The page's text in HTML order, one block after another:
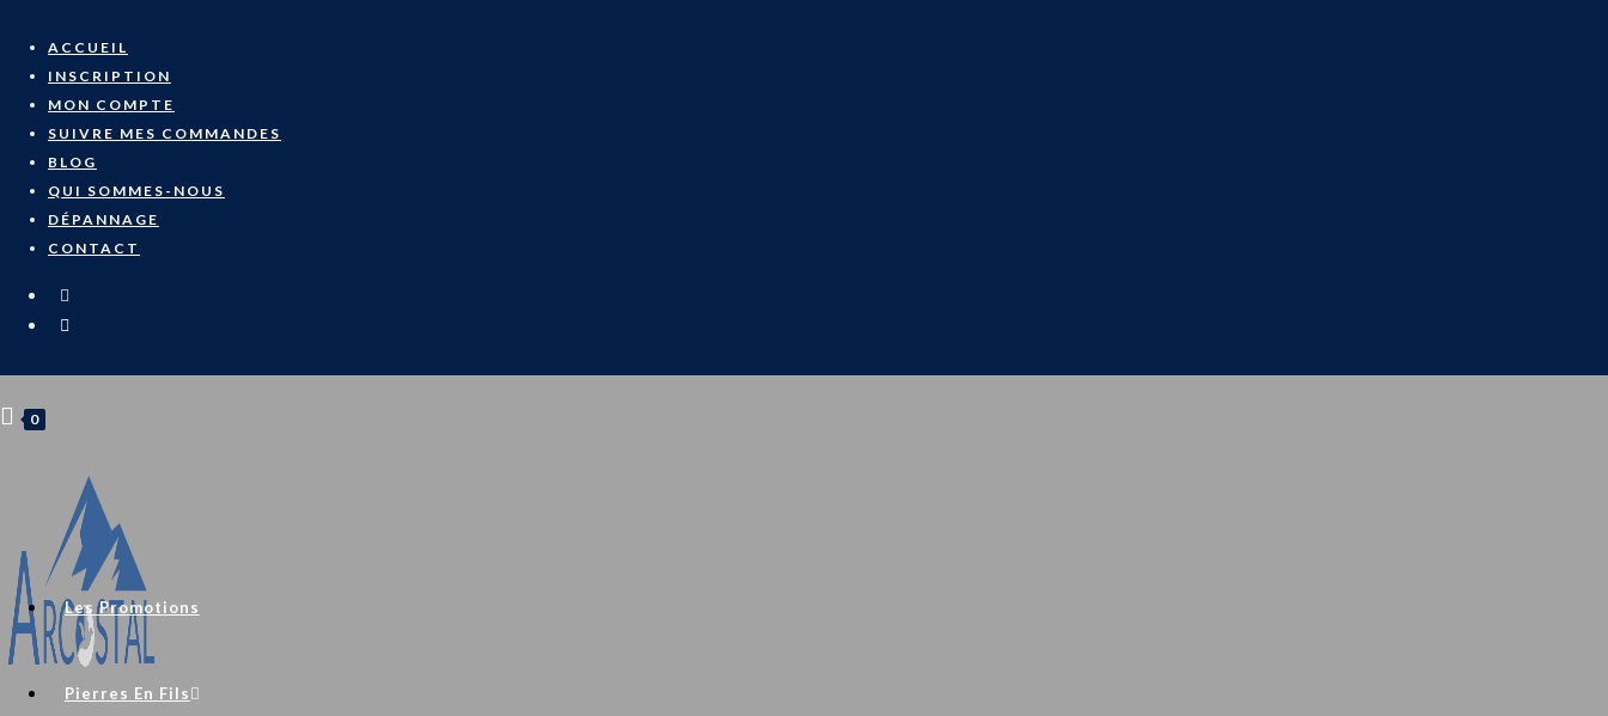
content
ACCUEIL
INSCRIPTION
MON COMPTE
SUIVRE MES COMMANDES
BLOG
QUI SOMMES-NOUS
DÉPANNAGE
CONTACT
0
Les Promotions
Pierres En Fils